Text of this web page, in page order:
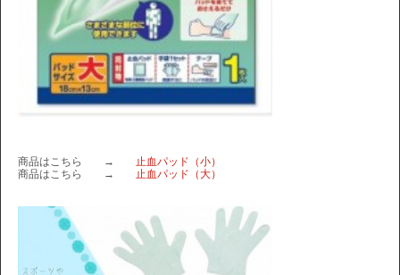
商品はこちら → 止血パッド（小）
商品はこちら → 止血パッド（大）